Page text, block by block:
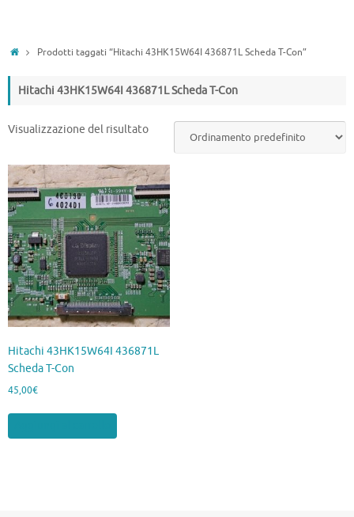
HomeProdotti taggati “Hitachi 43HK15W64I 436871L Scheda T-Con”
Hitachi 43HK15W64I 436871L Scheda T-Con
Visualizzazione del risultato
Hitachi 43HK15W64I 436871L
Scheda T-Con
45,00€